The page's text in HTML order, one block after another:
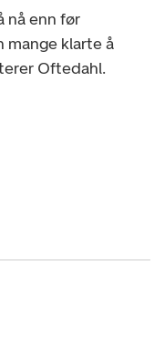
nå enn før
mange klarte å
Oftedahl.